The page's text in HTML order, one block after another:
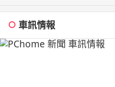
車訊情報